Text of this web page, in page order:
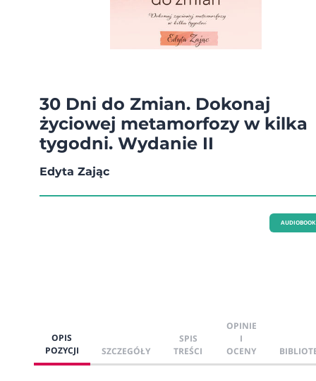
30 Dni do Zmian. Dokonaj
życiowej metamorfozy w kilka
tygodni. Wydanie II
Edyta Zając
AUDIOBOOK
OPIS
POZYCJI
SZCZEGÓŁY
SPIS
TREŚCI
OPINIE
I
OCENY